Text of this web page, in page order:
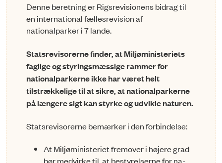
Denne beretning er Rigsrevisionens bidrag til
en international fællesrevision af
nationalparker i 7 lande.
Statsrevisorerne finder, at Miljøministeriets
faglige og styringsmæssige rammer for
nationalparkerne ikke har været helt
tilstrækkelige til at sikre, at nationalparkerne
på længere sigt kan styrke og udvikle naturen.
Statsrevisorerne bemærker i den forbindelse:
At Miljøministeriet fremover i højere grad
bør medvirke til, at bestyrelserne for na­